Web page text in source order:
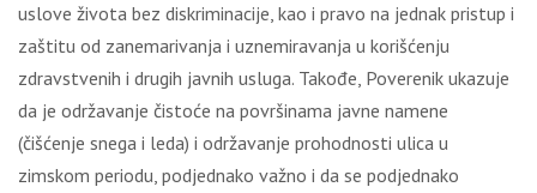
uslove života bez diskriminacije, kao i pravo na jednak pristup i
zaštitu od zanemarivanja i uznemiravanja u korišćenju
zdravstvenih i drugih javnih usluga. Takođe, Poverenik ukazuje
da je održavanje čistoće na površinama javne namene
(čišćenje snega i leda) i održavanje prohodnosti ulica u
zimskom periodu, podjednako važno i da se podjednako